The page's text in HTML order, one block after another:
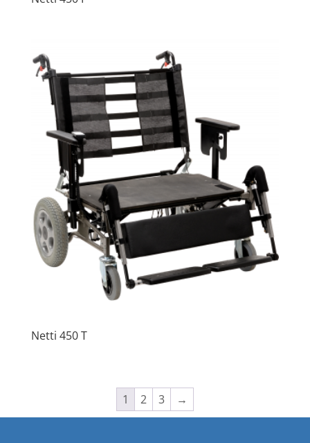
Netti 450 T
1 2 3 →